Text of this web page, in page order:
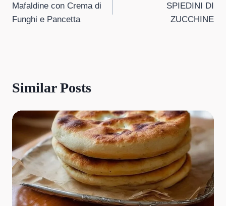
navigation
Mafaldine con Crema di
Funghi e Pancetta
SPIEDINI DI
ZUCCHINE
Similar Posts